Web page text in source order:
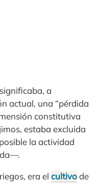
a
actual, una “pérdida
constitutiva
estaba excluida
la actividad
era el cultivode